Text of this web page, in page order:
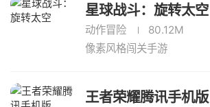
星球战斗：旋转太空
动作冒险
80.12M
像素风格闯关手游
王者荣耀腾讯手机版